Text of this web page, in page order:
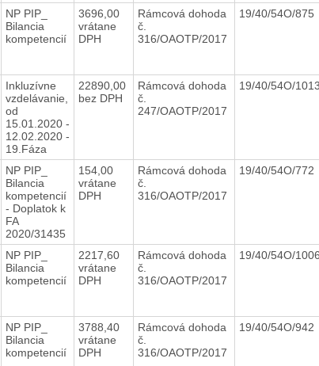
NP PIP_
Bilancia
kompetencií
3696,00
vrátane
DPH
Rámcová dohoda
č.
316/OAOTP/2017
19/40/54O/875
Inkluzívne
vzdelávanie,
od
15.01.2020 -
12.02.2020 -
19.Fáza
22890,00
bez DPH
Rámcová dohoda
č.
247/OAOTP/2017
19/40/54O/1013
NP PIP_
Bilancia
kompetencií
- Doplatok k
FA
2020/31435
154,00
vrátane
DPH
Rámcová dohoda
č.
316/OAOTP/2017
19/40/54O/772
NP PIP_
Bilancia
kompetencií
2217,60
vrátane
DPH
Rámcová dohoda
č.
316/OAOTP/2017
19/40/54O/1006
NP PIP_
Bilancia
kompetencií
3788,40
vrátane
DPH
Rámcová dohoda
č.
316/OAOTP/2017
19/40/54O/942